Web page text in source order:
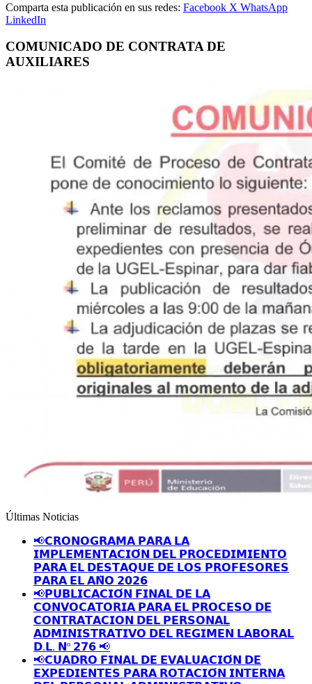
Comparta esta publicación en sus redes: Facebook X WhatsApp
LinkedIn
COMUNICADO DE CONTRATA DE
AUXILIARES
Últimas Noticias
📢𝗖𝗥𝗢𝗡𝗢𝗚𝗥𝗔𝗠𝗔 𝗣𝗔𝗥𝗔 𝗟𝗔
𝗜𝗠𝗣𝗟𝗘𝗠𝗘𝗡𝗧𝗔𝗖𝗜𝗢́𝗡 𝗗𝗘𝗟 𝗣𝗥𝗢𝗖𝗘𝗗𝗜𝗠𝗜𝗘𝗡𝗧𝗢
𝗣𝗔𝗥𝗔 𝗘𝗟 𝗗𝗘𝗦𝗧𝗔𝗤𝗨𝗘 𝗗𝗘 𝗟𝗢𝗦 𝗣𝗥𝗢𝗙𝗘𝗦𝗢𝗥𝗘𝗦
𝗣𝗔𝗥𝗔 𝗘𝗟 𝗔𝗡̃𝗢 𝟮𝟬𝟮𝟲
📢𝗣𝗨𝗕𝗟𝗜𝗖𝗔𝗖𝗜𝗢́𝗡 𝗙𝗜𝗡𝗔𝗟 𝗗𝗘 𝗟𝗔
𝗖𝗢𝗡𝗩𝗢𝗖𝗔𝗧𝗢𝗥𝗜𝗔 𝗣𝗔𝗥𝗔 𝗘𝗟 𝗣𝗥𝗢𝗖𝗘𝗦𝗢 𝗗𝗘
𝗖𝗢𝗡𝗧𝗥𝗔𝗧𝗔𝗖𝗜𝗢𝗡 𝗗𝗘𝗟 𝗣𝗘𝗥𝗦𝗢𝗡𝗔𝗟
𝗔𝗗𝗠𝗜𝗡𝗜𝗦𝗧𝗥𝗔𝗧𝗜𝗩𝗢 𝗗𝗘𝗟 𝗥𝗘𝗚𝗜𝗠𝗘𝗡 𝗟𝗔𝗕𝗢𝗥𝗔𝗟
𝗗.𝗟. 𝗡º 𝟮𝟳𝟲 📢
📢𝗖𝗨𝗔𝗗𝗥𝗢 𝗙𝗜𝗡𝗔𝗟 𝗗𝗘 𝗘𝗩𝗔𝗟𝗨𝗔𝗖𝗜𝗢́𝗡 𝗗𝗘
𝗘𝗫𝗣𝗘𝗗𝗜𝗘𝗡𝗧𝗘𝗦 𝗣𝗔𝗥𝗔 𝗥𝗢𝗧𝗔𝗖𝗜𝗢́𝗡 𝗜𝗡𝗧𝗘𝗥𝗡𝗔